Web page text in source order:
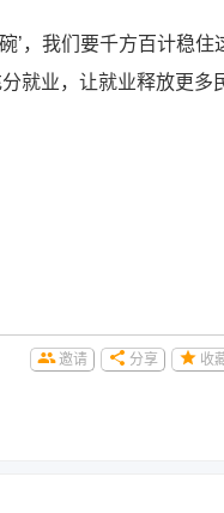
’，我们要千方百计稳住
就业，让就业释放更多
收
分享
邀请